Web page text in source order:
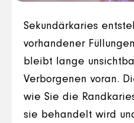
Sekundärkaries
vorhandener
bleibt lange
Verborgenen voran.
wie Sie die
sie behandelt wird